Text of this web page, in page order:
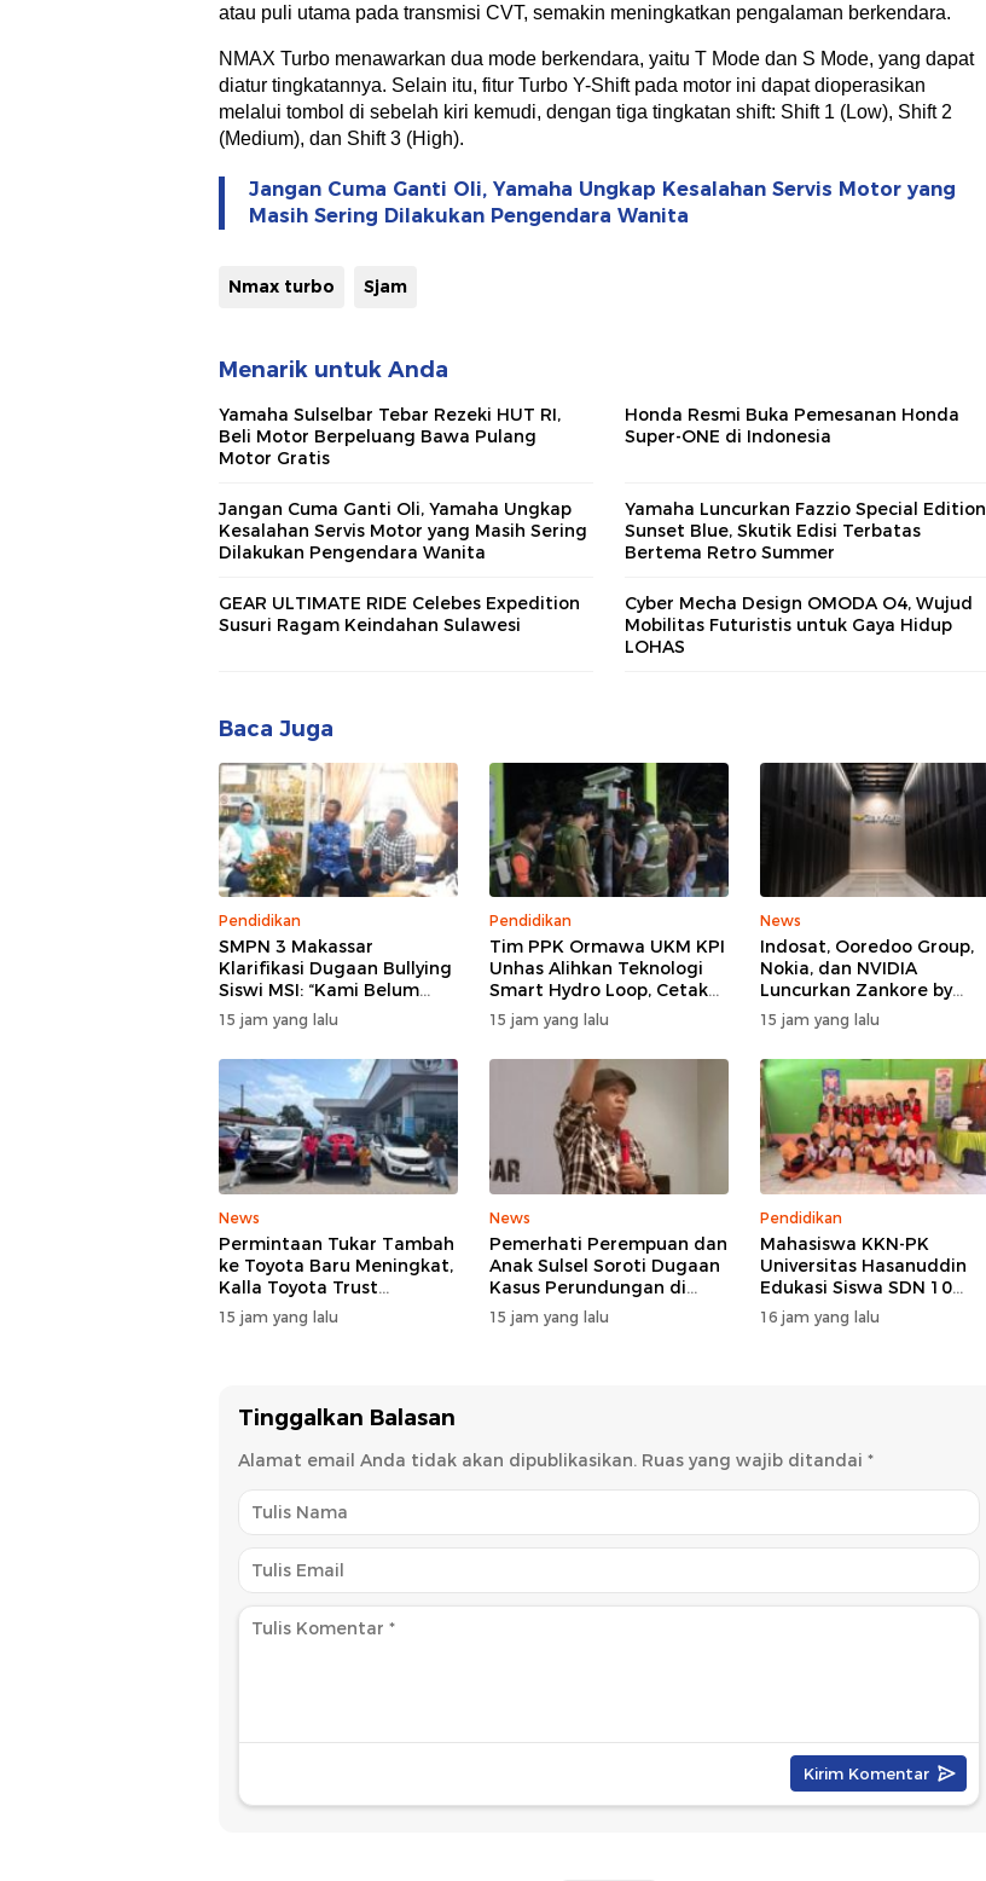
atau puli utama pada transmisi CVT, semakin meningkatkan pengalaman berkendara.
NMAX Turbo menawarkan dua mode berkendara, yaitu T Mode dan S Mode, yang dapat
diatur tingkatannya. Selain itu, fitur Turbo Y-Shift pada motor ini dapat dioperasikan
melalui tombol di sebelah kiri kemudi, dengan tiga tingkatan shift: Shift 1 (Low), Shift 2
(Medium), dan Shift 3 (High).
Jangan Cuma Ganti Oli, Yamaha Ungkap Kesalahan Servis Motor yang
Masih Sering Dilakukan Pengendara Wanita
Nmax turbo Sjam
Menarik untuk Anda
Yamaha Sulselbar Tebar Rezeki HUT RI,
Beli Motor Berpeluang Bawa Pulang
Motor Gratis
Honda Resmi Buka Pemesanan Honda
Super-ONE di Indonesia
Jangan Cuma Ganti Oli, Yamaha Ungkap
Kesalahan Servis Motor yang Masih Sering
Dilakukan Pengendara Wanita
Yamaha Luncurkan Fazzio Special Edition
Sunset Blue, Skutik Edisi Terbatas
Bertema Retro Summer
GEAR ULTIMATE RIDE Celebes Expedition
Susuri Ragam Keindahan Sulawesi
Cyber Mecha Design OMODA O4, Wujud
Mobilitas Futuristis untuk Gaya Hidup
LOHAS
Baca Juga
Pendidikan
SMPN 3 Makassar
Klarifikasi Dugaan Bullying
Siswi MSI: “Kami Belum
Menemukan Unsur
Perundungan”
15 jam yang lalu
Pendidikan
Tim PPK Ormawa UKM KPI
Unhas Alihkan Teknologi
Smart Hydro Loop, Cetak
Teknisi Desa untuk Perkuat
Pertanian Cerdas di Bone
15 jam yang lalu
News
Indosat, Ooredoo Group,
Nokia, dan NVIDIA
Luncurkan Zankore by
Indosat, Siap Layani
Kawasan Asia-Pasifik
dengan Platform
Infrastruktur AI
Terintegerasi
15 jam yang lalu
News
Permintaan Tukar Tambah
ke Toyota Baru Meningkat,
Kalla Toyota Trust
Catatkan Rekor Baru di Juli
2026
15 jam yang lalu
News
Pemerhati Perempuan dan
Anak Sulsel Soroti Dugaan
Kasus Perundungan di
SMP Negeri 3 Makassar,
TPPK Jangan Hanya
15 jam yang lalu
Pendidikan
Mahasiswa KKN-PK
Universitas Hasanuddin
Edukasi Siswa SDN 10
Otting tentang
Pencegahan
16 jam yang lalu
Tinggalkan Balasan
Alamat email Anda tidak akan dipublikasikan. Ruas yang wajib ditandai *